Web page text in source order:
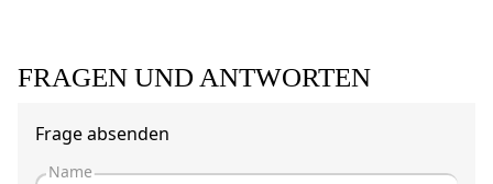
FRAGEN UND ANTWORTEN
Frage absenden